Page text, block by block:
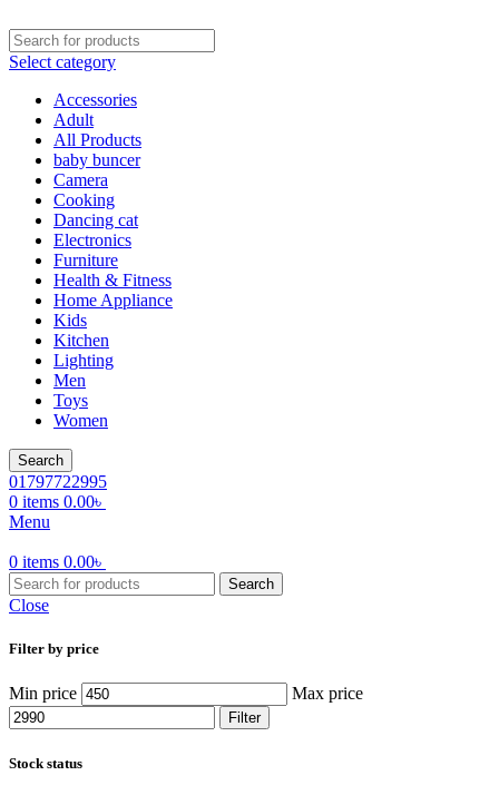
Select category
Accessories
Adult
All Products
baby buncer
Camera
Cooking
Dancing cat
Electronics
Furniture
Health & Fitness
Home Appliance
Kids
Kitchen
Lighting
Men
Toys
Women
Search
01797722995
0 items 0.00৳
Menu
0 items 0.00৳
Search
Close
Filter by price
Min price Max price
Filter
Stock status